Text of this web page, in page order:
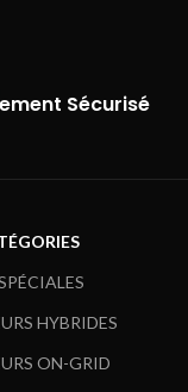
Sécurisé
HYBRIDES
ON-GRID